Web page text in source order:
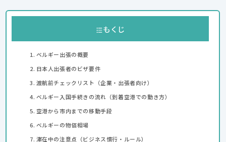
もくじ
ベルギー出張の概要
日本人出張者のビザ要件
渡航前チェックリスト（企業・出張者向け）
ベルギー入国手続きの流れ（到着空港での動き方）
空港から市内までの移動手段
ベルギーの物価相場
滞在中の注意点（ビジネス慣行・ルール）